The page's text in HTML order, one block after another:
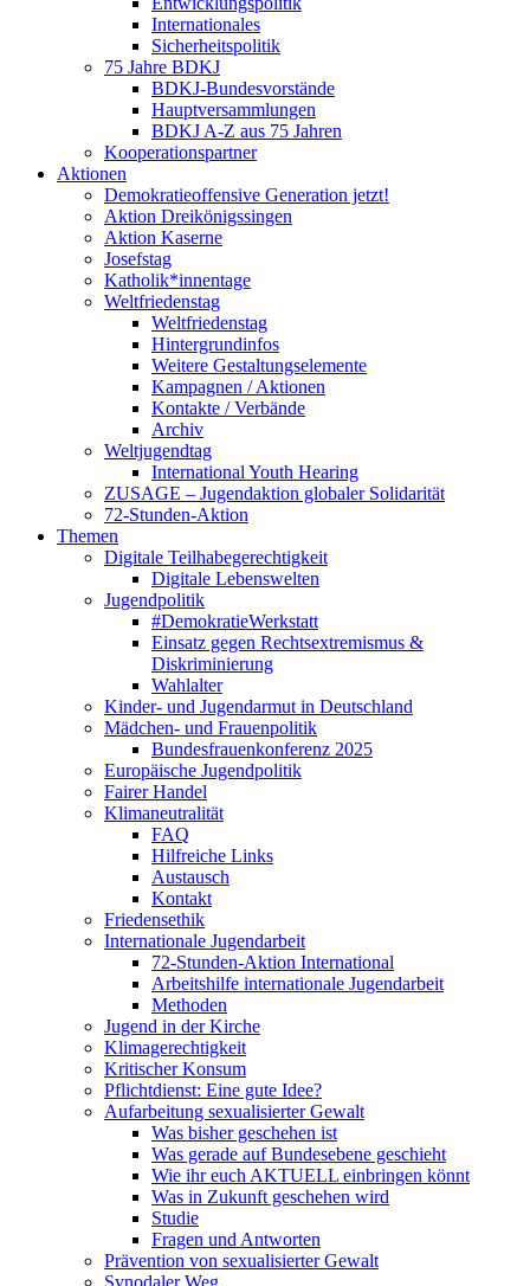
Internationales
Sicherheitspolitik
75 Jahre BDKJ
BDKJ-Bundesvorstände
Hauptversammlungen
BDKJ A-Z aus 75 Jahren
Kooperationspartner
Aktionen
Demokratieoffensive Generation jetzt!
Aktion Dreikönigssingen
Aktion Kaserne
Josefstag
Katholik*innentage
Weltfriedenstag
Weltfriedenstag
Hintergrundinfos
Weitere Gestaltungselemente
Kampagnen / Aktionen
Kontakte / Verbände
Archiv
Weltjugendtag
International Youth Hearing
ZUSAGE – Jugendaktion globaler Solidarität
72-Stunden-Aktion
Themen
Digitale Teilhabegerechtigkeit
Digitale Lebenswelten
Jugendpolitik
#DemokratieWerkstatt
Einsatz gegen Rechtsextremismus &
Diskriminierung
Wahlalter
Kinder- und Jugendarmut in Deutschland
Mädchen- und Frauenpolitik
Bundesfrauenkonferenz 2025
Europäische Jugendpolitik
Fairer Handel
Klimaneutralität
FAQ
Hilfreiche Links
Austausch
Kontakt
Friedensethik
Internationale Jugendarbeit
72-Stunden-Aktion International
Arbeitshilfe internationale Jugendarbeit
Methoden
Jugend in der Kirche
Klimagerechtigkeit
Kritischer Konsum
Pflichtdienst: Eine gute Idee?
Aufarbeitung sexualisierter Gewalt
Was bisher geschehen ist
Was gerade auf Bundesebene geschieht
Wie ihr euch AKTUELL einbringen könnt
Was in Zukunft geschehen wird
Studie
Fragen und Antworten
Prävention von sexualisierter Gewalt
Synodaler Weg